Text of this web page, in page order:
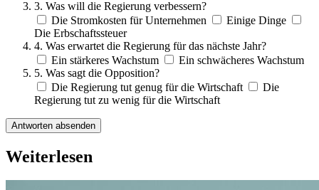
3. Was will die Regierung verbessern?
Die Stromkosten für Unternehmen
Einige Dinge
Die Erbschaftssteuer
4. Was erwartet die Regierung für das nächste Jahr?
Ein stärkeres Wachstum
Ein schwächeres Wachstum
5. Was sagt die Opposition?
Die Regierung tut genug für die Wirtschaft
Die
Regierung tut zu wenig für die Wirtschaft
Antworten absenden
Weiterlesen